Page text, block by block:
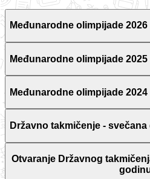
Međunarodne olimpijade 2026
Međunarodne olimpijade 2025
Međunarodne olimpijade 2024
Državno takmičenje -
Otvaranje Državnog